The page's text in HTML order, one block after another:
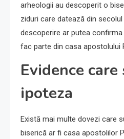
arheologii au descoperit o
ziduri care datează din
descoperire ar putea
fac parte din casa apostolului
Evidence
ipoteza
Există mai multe dovezi care
biserică ar fi casa apostolilor